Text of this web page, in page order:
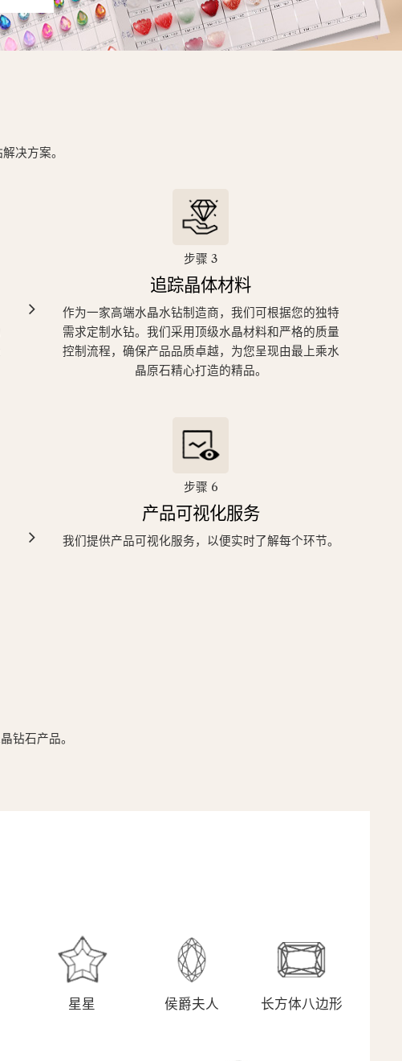
决方案。
步骤 3
追踪晶体材料
作为一家高端水晶水钻制造商，我们可根据您的独特
需求定制水钻。我们采用顶级水晶材料和严格的质量
控制流程，确保产品品质卓越，为您呈现由最上乘水
晶原石精心打造的精品。
步骤 6
产品可视化服务
我们提供产品可视化服务，以便实时了解每个环节。
钻石产品。
星星 侯爵夫人 长方体八边形